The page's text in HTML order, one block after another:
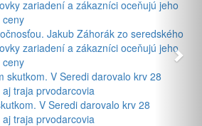
Jakub Záhorák zo seredského
zariadení a zákazníci oceňujú jeho
V Seredi darovalo krv 28
traja prvodarcovia